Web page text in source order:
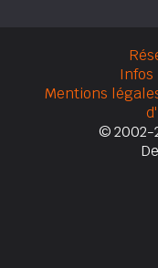
Mentions
© 2002-